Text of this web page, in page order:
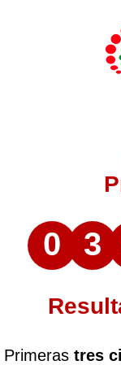
0 3
Primeras tres